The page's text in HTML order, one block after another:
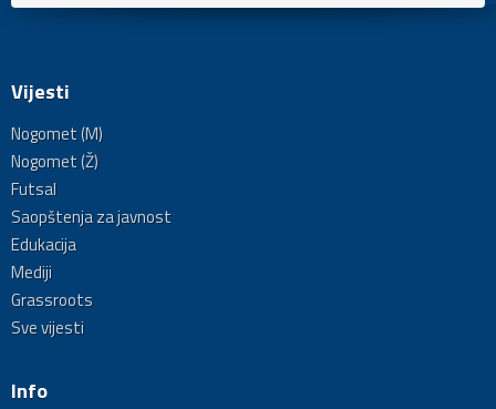
Vijesti
Nogomet (M)
Nogomet (Ž)
Futsal
Saopštenja za javnost
Edukacija
Mediji
Grassroots
Sve vijesti
Info